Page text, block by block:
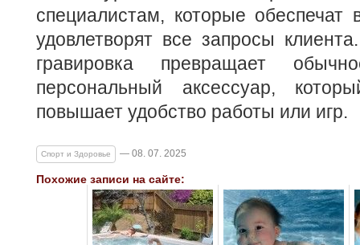
специалистам, которые обеспечат
удовлетворят все запросы
гравировка превращает
персональный аксессуар,
повышает удобство работы или игр.
Спорт и Здоровье — 08. 07. 2025
Похожие записи на сайте: